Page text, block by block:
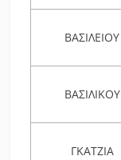
ΒΑΣΙΛΕΙΟΥ
ΒΑΣΙΛΙΚΟΥ
ΓΚΑΤΖΙΑ